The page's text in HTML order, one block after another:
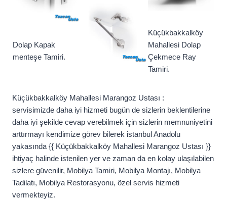
Dolap Kapak
menteşe Tamiri.
Küçükbakkalköy
Mahallesi Dolap
Çekmece Ray
Tamiri.
Küçükbakkalköy Mahallesi Marangoz Ustası :
servisimizde daha iyi hizmeti bugün de sizlerin beklentilerine
daha iyi şekilde cevap verebilmek için sizlerin memnuniyetini
arttırmayı kendimize görev bilerek istanbul Anadolu
yakasında {{ Küçükbakkalköy Mahallesi Marangoz Ustası }}
ihtiyaç halinde istenilen yer ve zaman da en kolay ulaşılabilen
sizlere güvenilir, Mobilya Tamiri, Mobilya Montajı, Mobilya
Tadilatı, Mobilya Restorasyonu, özel servis hizmeti
vermekteyiz.